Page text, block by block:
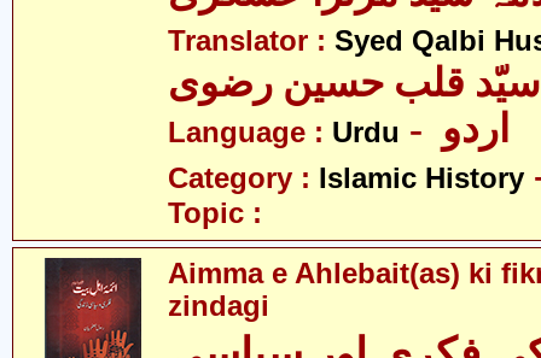
Translator : Syed Qalbi
Language : Urdu
Category : Islamic History
Topic :
Aimma e Ahlebait(as) ki
zindagi